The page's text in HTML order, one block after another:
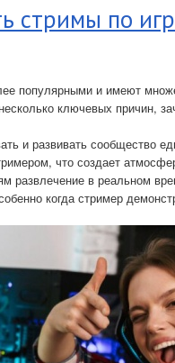
стримы по
популярными и имеют
ключевых причин,
и развивать сообщество
что создает
развлечение в реальном
когда стример